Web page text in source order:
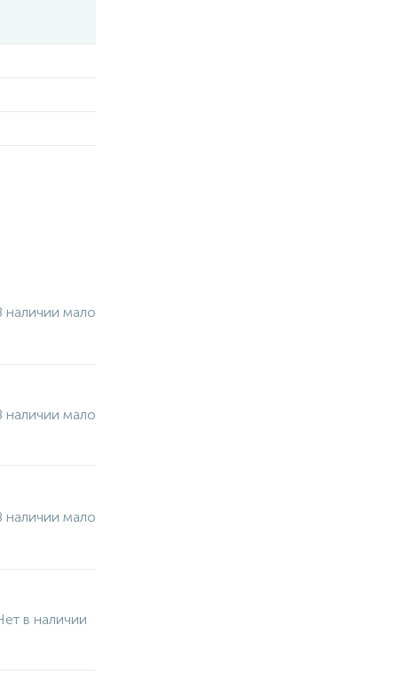
наличии мало
наличии мало
наличии мало
в наличии